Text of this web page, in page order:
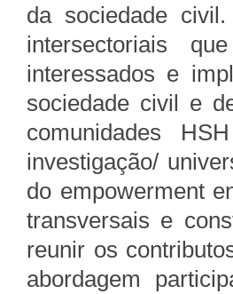
da sociedade
intersectoriais
interessados e
sociedade civil e
comunidades
investigação/
do empowerment
transversais e
reunir os
abordagem